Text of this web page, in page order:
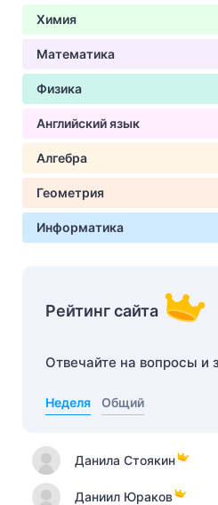
Химия
Математика
Физика
Английский язык
Алгебра
Геометрия
Информатика
Рейтинг сайта
Отвечайте на вопросы и
Неделя Общий
Данила Стоякин
Даниил Юраков